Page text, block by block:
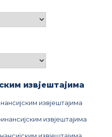
извјештајима
извјештајима
извјештајима